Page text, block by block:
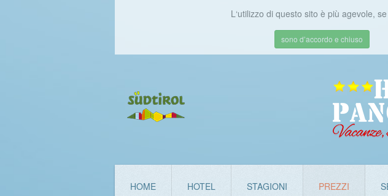
L‘utilizzo di questo sito è più agevole,
sono d’accordo e chiuso
HOME HOTEL STAGIONI PREZZI